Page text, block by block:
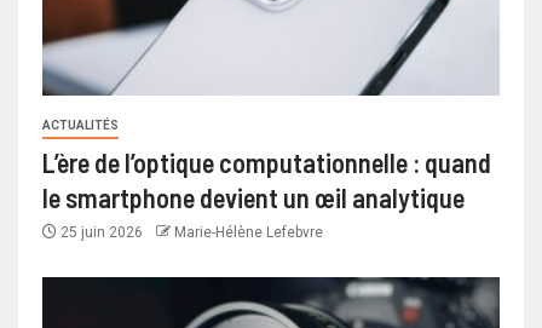
ACTUALITÉS
L’ère de l’optique computationnelle : quand
le smartphone devient un œil analytique
25 juin 2026 Marie-Hélène Lefebvre